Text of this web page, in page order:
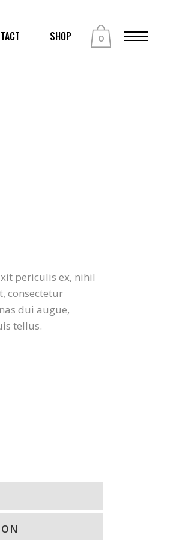
0
SHOP
periculis ex, nihil
consectetur
dui augue,
tellus.